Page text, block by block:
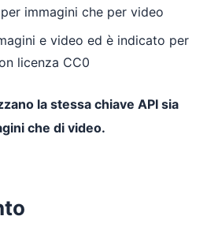
immagini che per video
e video ed è indicato per
licenza CC0
la stessa chiave API sia
che di video.